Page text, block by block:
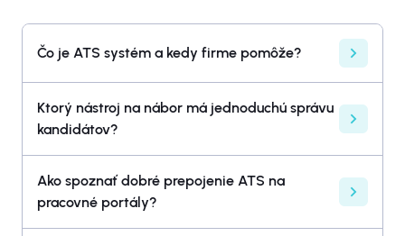
Čo je ATS systém a kedy firme pomôže?
Ktorý nástroj na nábor má jednoduchú správu
kandidátov?
Ako spoznať dobré prepojenie ATS na
pracovné portály?